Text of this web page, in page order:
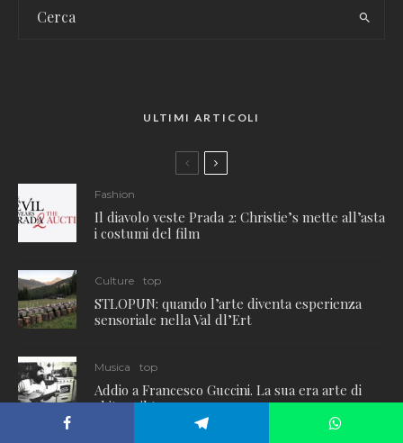
ULTIMI ARTICOLI
Fashion
Il diavolo veste Prada 2: Christie’s mette all’asta
i costumi del film
Culture top
STLOPUN: quando l’arte diventa esperienza
sensoriale nella Val dl’Ert
Musica top
Addio a Francesco Guccini. La sua era arte di
abitare il tempo